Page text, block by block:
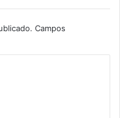
Campos